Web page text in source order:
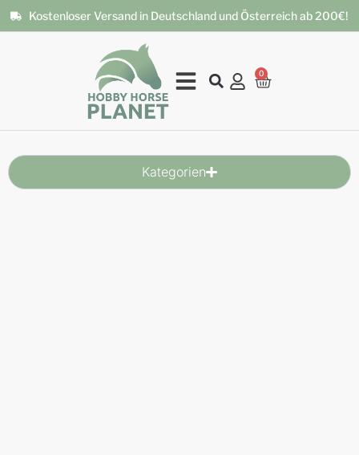
Kostenloser Versand in Deutschland und Österreich ab 200€!
0
Kategorien